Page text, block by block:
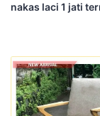
nakas laci 1 jati